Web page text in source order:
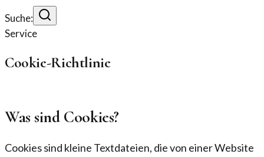
Suche:
Service
Cookie-Richtlinie
Was sind Cookies?
Cookies sind kleine Textdateien, die von einer Website